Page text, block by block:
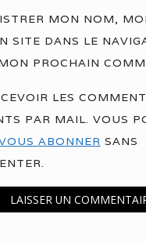
MON NOM,
SITE DANS LE
PROCHAIN
LES
PAR MAIL. VOUS
ABONNER SANS